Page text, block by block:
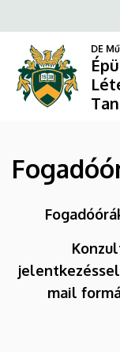
Tanszék
a
tartalomra
DE
mail